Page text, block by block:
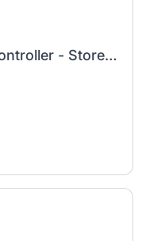
Apprentice - Junior Cost Controller - Store Planning Europe (F/H)